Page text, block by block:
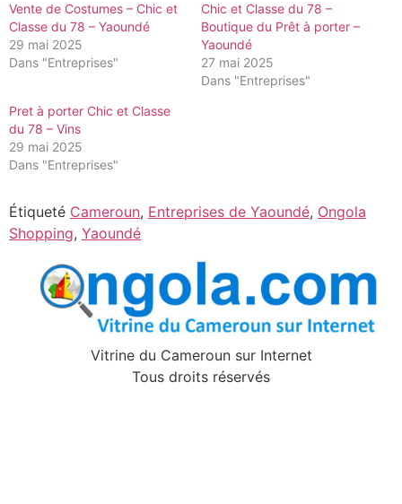
Vente de Costumes – Chic et
Classe du 78 – Yaoundé
29 mai 2025
Dans "Entreprises"
Chic et Classe du 78 –
Boutique du Prêt à porter –
Yaoundé
27 mai 2025
Dans "Entreprises"
Pret à porter Chic et Classe
du 78 – Vins
29 mai 2025
Dans "Entreprises"
Étiqueté Cameroun, Entreprises de Yaoundé, Ongola
Shopping, Yaoundé
Vitrine du Cameroun sur Internet
Tous droits réservés